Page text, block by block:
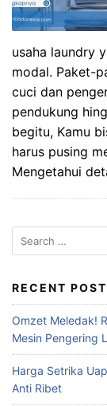
usaha laundry
modal. Paket-
cuci dan
pendukung
begitu, Kamu
harus pusing
Mengetahui
Search
for:
RECENT
Omzet Meledak!
Mesin Pengering
Harga Setrika
Anti Ribet